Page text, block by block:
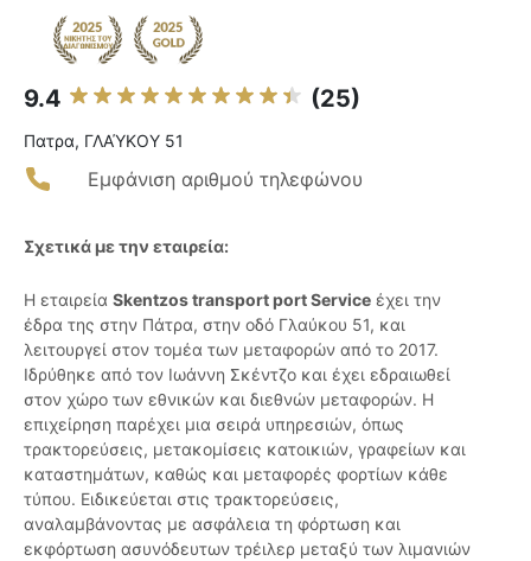
9.4 (25)
Πατρα, ΓΛΑΎΚΟΥ 51
Εμφάνιση αριθμού τηλεφώνου
Σχετικά με την εταιρεία:
Η εταιρεία Skentzos transport port Service έχει την
έδρα της στην Πάτρα, στην οδό Γλαύκου 51, και
λειτουργεί στον τομέα των μεταφορών από το 2017.
Ιδρύθηκε από τον Ιωάννη Σκέντζο και έχει εδραιωθεί
στον χώρο των εθνικών και διεθνών μεταφορών. Η
επιχείρηση παρέχει μια σειρά υπηρεσιών, όπως
τρακτορεύσεις, μετακομίσεις κατοικιών, γραφείων και
καταστημάτων, καθώς και μεταφορές φορτίων κάθε
τύπου. Ειδικεύεται στις τρακτορεύσεις,
αναλαμβάνοντας με ασφάλεια τη φόρτωση και
εκφόρτωση ασυνόδευτων τρέιλερ μεταξύ των λιμανιών